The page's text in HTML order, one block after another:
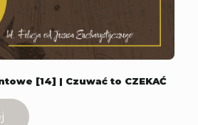
[14] | Czuwać to CZEKAĆ